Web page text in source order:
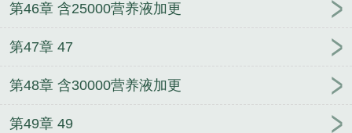
第46章 含25000营养液加更
第47章 47
第48章 含30000营养液加更
第49章 49